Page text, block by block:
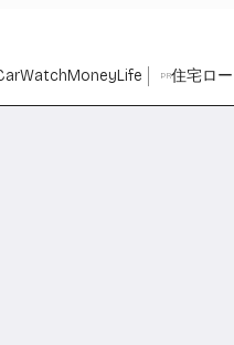
WatchMoneyLife PR住宅ロ